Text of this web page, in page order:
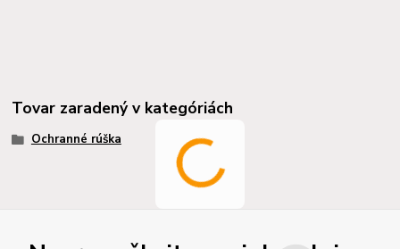
Tovar zaradený v kategóriách
Ochranné rúška